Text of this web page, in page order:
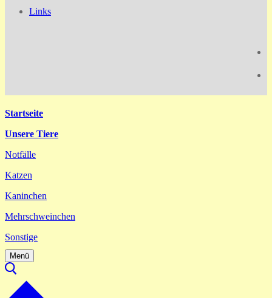
Links
Startseite
Unsere Tiere
Notfälle
Katzen
Kaninchen
Mehrschweinchen
Sonstige
Menü